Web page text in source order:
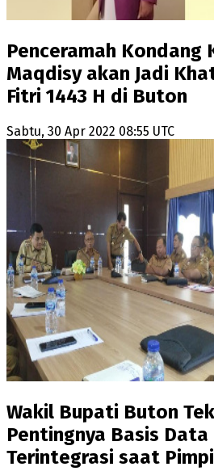
Penceramah Kondang
Maqdisy akan Jadi
Fitri 1443 H di Buton
Sabtu, 30 Apr 2022 08:55 UTC
Wakil Bupati Buton
Pentingnya Basis
Terintegrasi saat